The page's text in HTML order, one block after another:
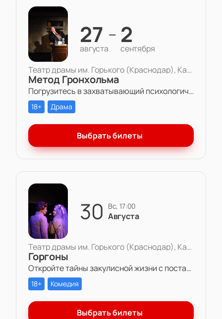
27
августа
— 2
сентября
Театр драмы им. Горького (Краснодар), Камерная сцена
Метод Гронхольма
Погрузитесь в захватывающий психологический триллер «Метод Гронхольма» в Театре драмы им. Горького.
18+ Драма
Выбрать билеты
30 вс, 17:00
Августа
Театр драмы им. Горького (Краснодар), Камерная сцена
Горгоны
Откройте тайны закулисной жизни с постановкой «Горгоны» в Театре драмы им. Горького. Две актрисы, одна роль и многолетняя вражда – станьте свидетелем захватывающей игры амбиций и чувств на театральной сцене.
18+ Комедия
Выбрать билеты